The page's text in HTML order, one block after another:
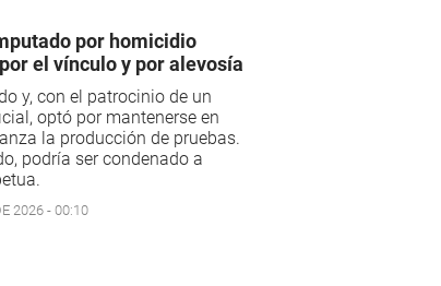
por homicidio
el vínculo y por alevosía
y, con el patrocinio de un
optó por mantenerse en
la producción de pruebas.
podría ser condenado a
2026 - 00:10